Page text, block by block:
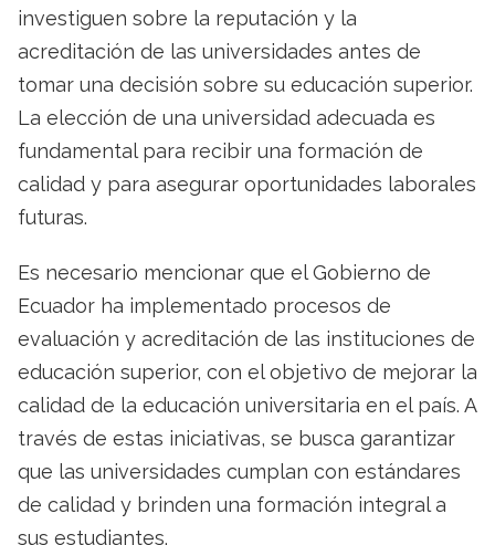
investiguen sobre la reputación y la
acreditación de las universidades antes de
tomar una decisión sobre su educación superior.
La elección de una universidad adecuada es
fundamental para recibir una formación de
calidad y para asegurar oportunidades laborales
futuras.
Es necesario mencionar que el Gobierno de
Ecuador ha implementado procesos de
evaluación y acreditación de las instituciones de
educación superior, con el objetivo de mejorar la
calidad de la educación universitaria en el país. A
través de estas iniciativas, se busca garantizar
que las universidades cumplan con estándares
de calidad y brinden una formación integral a
sus estudiantes.